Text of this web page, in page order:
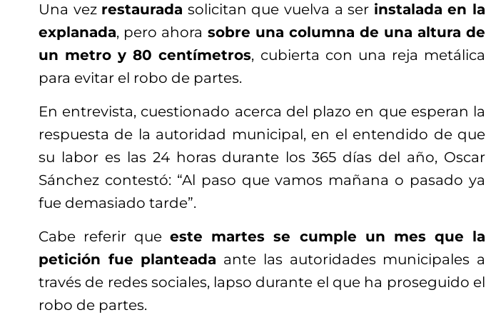
Una vez restaurada solicitan que vuelva a ser instalada en la
explanada, pero ahora sobre una columna de una altura de
un metro y 80 centímetros, cubierta con una reja metálica
para evitar el robo de partes.
En entrevista, cuestionado acerca del plazo en que esperan la
respuesta de la autoridad municipal, en el entendido de que
su labor es las 24 horas durante los 365 días del año, Oscar
Sánchez contestó: “Al paso que vamos mañana o pasado ya
fue demasiado tarde”.
Cabe referir queeste martes se cumple un mes que la
petición fue planteada ante las autoridades municipales a
través de redes sociales, lapso durante el que ha proseguido el
robo de partes.